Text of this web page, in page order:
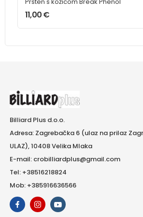
Prsten s kožicom Break Phenol
11,00€
Billiard Plus d.o.o.
Adresa: Zagrebačka 6 (ulaz na prilaz
ULAZ), 10408 Velika Mlaka
E-mail: crobilliardplus@gmail.com
Tel: +38516218824
Mob: +385916636566